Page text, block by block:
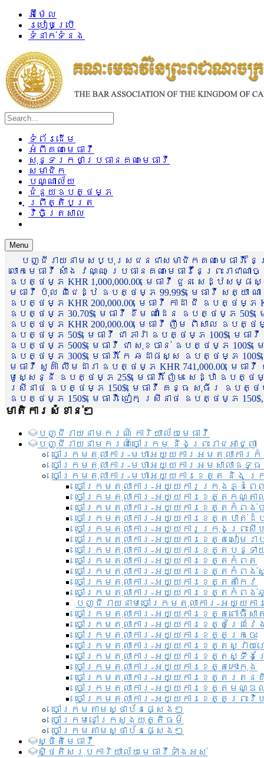
អ៊ីម៉ែល
របៀបប្រើ
ទំនាក់ទំនង
ទំព័រដើម
អំពីគណៈមេធាវី
សុន្ទរកថាប្រធានគណៈមេធាវី
សមាជិក
បណ្ណាល័យ
ជំនួយឧបត្ថម្ភ
ព្រឹត្តិបត្រ
វិចិត្រសាល
Menu
បញ្ជីរាយនាមសប្បុរសជនជាសមាជិកគណៈមេធាវី
លោកមេធាវី សាំង វណ្ណៈ ប្រធានគណៈមេធាវីនៃព្រះរា
ឧបត្ថម្ភ KHR 1,000,000.00, មេធាវី ជួន សេដ្ឋស
មេធាវី ប៉ុល ពិជេដ្ឋ ឧបត្ថម្ភ 99.99$, មេធាវី សត្យា ណ
ឧបត្ថម្ភ KHR 200,000.00, មេធាវី កាដា ជី ឧបត្ថម្ភ
ឧបត្ថម្ភ 30.70$, មេធាវី ខឹម ណាដែន ឧបត្ថម្ភ 50$,
ឧបត្ថម្ភ KHR 200,000.00, មេធាវី ញឹម ពិសាល ឧបត្ថ
ឧបត្ថម្ភ 50$, មេធាវី ជា ភារ៉ា ឧបត្ថម្ភ 100$, មេ
ឧបត្ថម្ភ 500$, មេធាវី ជា សុខចាន់ ឧបត្ថម្ភ
ឧបត្ថម្ភ 300$, មេធាវី កែ ឆដាផស្ស ឧបត្ថម្ភ
មេធាវី សួគ៌ា លឹមដារា ឧបត្ថម្ភ KHR 741,000.00, មេ
មូសេ្សន្នី ឧបត្ថម្ភ 25$, មេធាវី ញ៉ែម សេដ្ឋា ឧបត្ថ
ស្រីនាថ ឧបត្ថម្ភ 150$, មេធាវី គន្ធ សុធីរ ឧបត្ថម្ភ
ឧបត្ថម្ភ 150$, មេធាវី ជៀក ស្រីនាថ ឧបត្ថម្ភ 150$,
មាតិការសំខាន់ៗ
បញ្ជី​រាយ​នាមករណ៍ ការិយាល័យ​មេធាវី​
បញ្ជី​រាយ​នាមករណ៍​ចៅក្រម និងព្រះរាជអាជ្ញា
ចៅក្រមតុលាការ-មហាអយ្យការអមតុលាការ
ចៅក្រមតុលាការ-មហាអយ្យការអមសាលាឧទ្
ចៅក្រមតុលាការ-មហាអយ្យការខេត្ត និង ក្
ចៅក្រមតុលាការ-អយ្យការក្រុងភ្នំពេ
ចៅក្រមតុលាការ-អយ្យការខេត្តកណ្តា
ចៅក្រមតុលាការ-អយ្យការខេត្តកំពង់ច
ចៅក្រមតុលាការ-អយ្យការខេត្តបាត់ដំ
ចៅក្រមតុលាការ-អយ្យការ​ក្រុងព្រះសី
ចៅក្រមតុលាការ-អយ្យការខេត្តសៀមរា
ចៅក្រមតុលាការ-អយ្យការខេត្តបន្ទា
ចៅក្រមតុលាការ-អយ្យការខេត្តកំពត
ចៅក្រមតុលាការ-អយ្យការខេត្តកំពង់
ចៅក្រមតុលាការ-អយ្យការខេត្តតាកែវ
ចៅក្រមតុលាការ-អយ្យការខេត្តកំពង់
បញ្ជីរាយនាមចៅក្រមតុលាការ-អយ្យក
ចៅក្រមតុលាការ-អយ្យការខេត្តពោធិ៍សា
ចៅក្រមតុលាការ-អយ្យការខេត្តព្រៃវែ
ចៅក្រមតុលាការ-អយ្យការខេត្តក្រចេះ
ចៅក្រមតុលាការ-អយ្យការខេត្តស្វាយ
ចៅក្រមតុលាការ-អយ្យការខេត្តស្ទឹង
ចៅក្រមតុលាការ-អយ្យការខេត្តកោះកុង
ចៅក្រមតុលាការ-អយ្យការខេត្តរតន
ចៅក្រមតុលាការ-អយ្យការខេត្តមណ្
ចៅក្រមតុលាការ-អយ្យការខេត្តព្រះវិហ
ចៅក្រមតាមស្ថាប័នផ្សេងៗ
ចៅក្រមនៅក្រសួងយុត្តិធម៌
ចៅក្រមតាមស្ថាប័នផ្សេងៗ
ស្ថិតិមេធាវី
សិ្ថតិសរុបការិយាល័យមេធាវីទាំងអស់​